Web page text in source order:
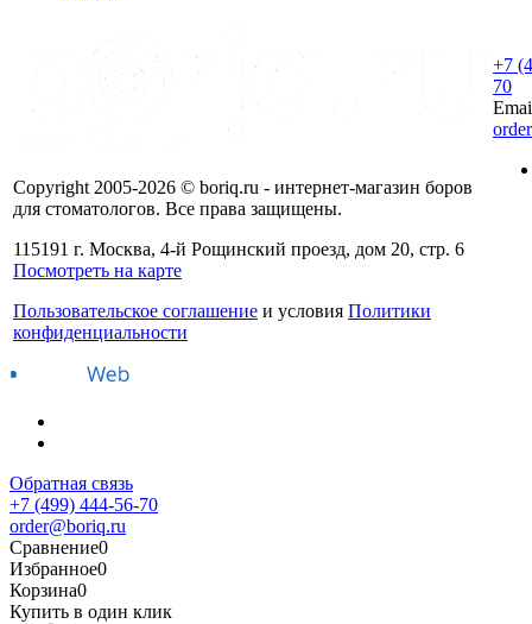
Copyright 2005-2026 © boriq.ru - интернет-магазин боров
для стоматологов. Все права защищены.
115191 г. Москва, 4-й Рощинский проезд, дом 20, стр. 6
Посмотреть на карте
Пользовательское соглашение и условия Политики
конфиденциальности
+7
70
Обратная связь
+7 (499) 444-56-70
order@boriq.ru
Сравнение0
Избранное0
Корзина0
Купить в один клик